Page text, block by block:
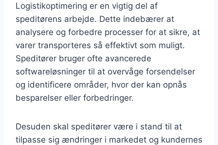
Logistikoptimering er en vigtig del af
speditørens arbejde. Dette indebærer at
analysere og forbedre processer for at sikre, at
varer transporteres så effektivt som muligt.
Speditører bruger ofte avancerede
softwareløsninger til at overvåge forsendelser
og identificere områder, hvor der kan opnås
besparelser eller forbedringer.
Desuden skal speditører være i stand til at
tilpasse sig ændringer i markedet og kundernes